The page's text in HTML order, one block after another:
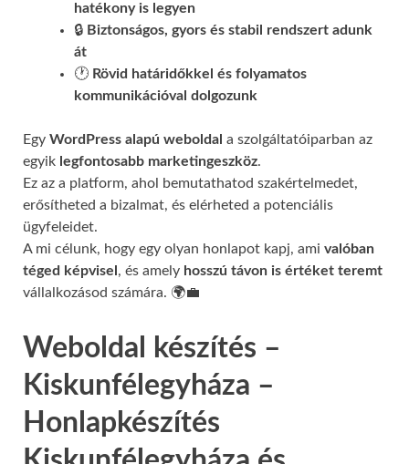
hatékony is legyen
🔒 Biztonságos, gyors és stabil rendszert adunk
át
🕐 Rövid határidőkkel és folyamatos
kommunikációval dolgozunk
Egy WordPress alapú weboldal a szolgáltatóiparban az
egyik legfontosabb marketingeszköz.
Ez az a platform, ahol bemutathatod szakértelmedet,
erősítheted a bizalmat, és elérheted a potenciális
ügyfeleidet.
A mi célunk, hogy egy olyan honlapot kapj, ami valóban
téged képvisel , és amely hosszú távon is értéket teremt
vállalkozásod számára. 🌍💼
Weboldal készítés –
Kiskunfélegyháza –
Honlapkészítés